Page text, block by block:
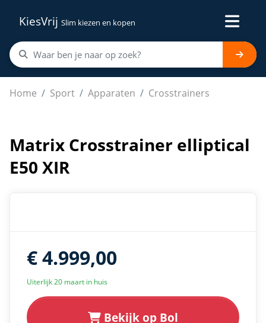
KiesVrij Slim kiezen en kopen
Home Sport Apparaten Crosstrainers
Matrix Crosstrainer elliptical E50 XIR
Matrix Crosstrainer elliptical
E50 XIR
€ 4.999,00
Uiterlijk 20 maart in huis
Bekijk op Bol